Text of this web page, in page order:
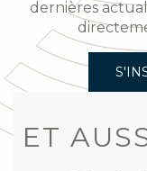
dernières
ET